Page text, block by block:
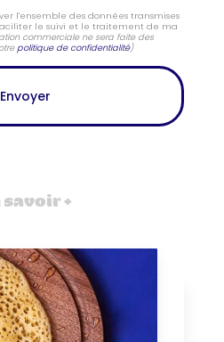
l'ensemble des données transmises
le suivi et le traitement de ma
commerciale ne sera faite des
politique de confidentialité)
savoir +